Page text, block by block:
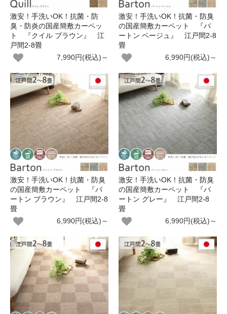
激安！手洗いOK！抗菌・防
臭・防炎の国産簡敷カーペッ
ト 『クイル ブラウン』 江
戸間2-8畳
7,990円(税込)～
激安！手洗いOK！抗菌・防臭
の国産簡敷カーペット 『バ
ートン ベージュ』 江戸間2-8
畳
6,990円(税込)～
激安！手洗いOK！抗菌・防臭
の国産簡敷カーペット 『バ
ートン ブラウン』 江戸間2-8
畳
6,990円(税込)～
激安！手洗いOK！抗菌・防臭
の国産簡敷カーペット 『バ
ートン グレー』 江戸間2-8
畳
6,990円(税込)～